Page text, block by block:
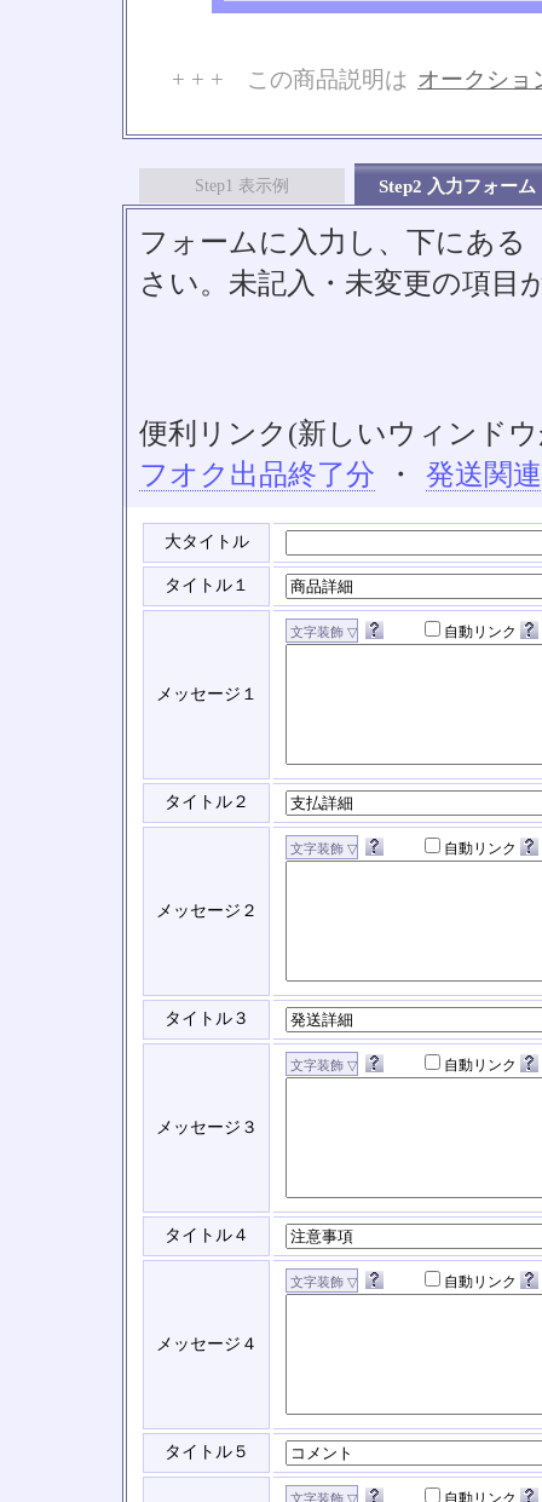
+ + + この商品説明は オークショ
Step1 表示例 Step2 入力フォーム
フォームに入力し、下にあ
さい。未記入・未変更の項目
便利リンク(新しいウィンド
フオク出品終了分
・ 発送関
大タイトル
タイトル１
メッセージ１
自動リンク
タイトル２
メッセージ２
自動リンク
タイトル３
メッセージ３
自動リンク
タイトル４
メッセージ４
自動リンク
タイトル５
自動リンク